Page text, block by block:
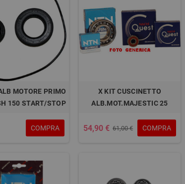
MOTORE PRIMO
150 START/STOP
COMPRA
X KIT CUSCINETTO
ALB.MOT.MAJESTIC 25
54,90 € 61,00 € COMPRA